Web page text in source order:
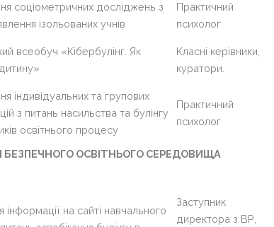
соціометричних досліджень з
ізольованих учнів
Практичний
психолог
всеобуч «Кібербулінг. Як
Класні керівники,
куратори.
індивідуальних та групових
з питань насильства та булінгу
освітнього процесу
Практичний
психолог
БЕЗПЕЧНОГО ОСВІТНЬОГО СЕРЕДОВИЩА
на сайті навчального
Заступник
директора з ВР,